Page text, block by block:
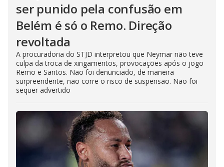
ser punido pela confusão em
Belém é só o Remo. Direção
revoltada
A procuradoria do STJD interpretou que Neymar não teve
culpa da troca de xingamentos, provocações após o jogo
Remo e Santos. Não foi denunciado, de maneira
surpreendente, não corre o risco de suspensão. Não foi
sequer advertido